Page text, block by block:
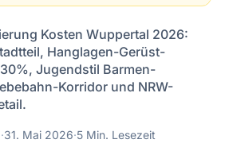
Kosten Wuppertal 2026:
Hanglagen-Gerüst-
Jugendstil Barmen-
Korridor und NRW-
·31. Mai 2026·5 Min. Lesezeit